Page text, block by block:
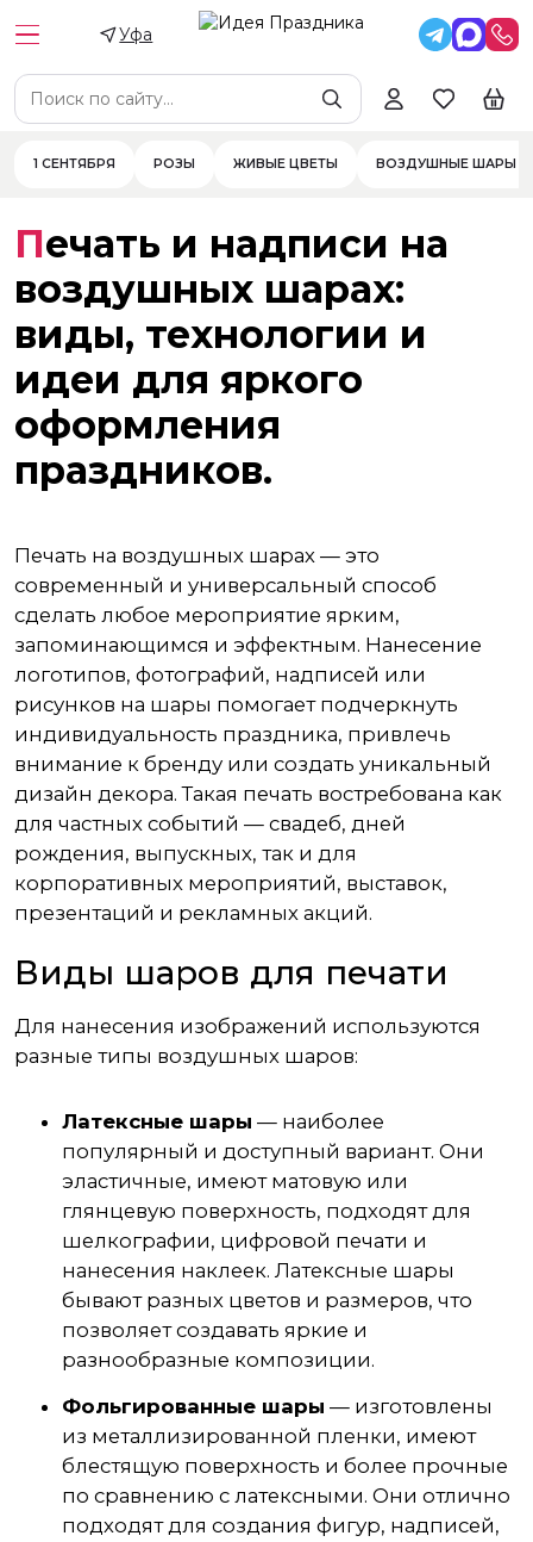
Уфа
1 СЕНТЯБРЯ РОЗЫ ЖИВЫЕ ЦВЕТЫ ВОЗДУШНЫЕ ШАРЫ
Печать и надписи на
воздушных шарах:
виды, технологии и
идеи для яркого
оформления
праздников.
Печать на воздушных шарах — это
современный и универсальный способ
сделать любое мероприятие ярким,
запоминающимся и эффектным. Нанесение
логотипов, фотографий, надписей или
рисунков на шары помогает подчеркнуть
индивидуальность праздника, привлечь
внимание к бренду или создать уникальный
дизайн декора. Такая печать востребована как
для частных событий — свадеб, дней
рождения, выпускных, так и для
корпоративных мероприятий, выставок,
презентаций и рекламных акций.
Виды шаров для печати
Для нанесения изображений используются
разные типы воздушных шаров:
Латексные шары — наиболее
популярный и доступный вариант. Они
эластичные, имеют матовую или
глянцевую поверхность, подходят для
шелкографии, цифровой печати и
нанесения наклеек. Латексные шары
бывают разных цветов и размеров, что
позволяет создавать яркие и
разнообразные композиции.
Фольгированные шары — изготовлены
из металлизированной пленки, имеют
блестящую поверхность и более прочные
по сравнению с латексными. Они отлично
подходят для создания фигур, надписей,